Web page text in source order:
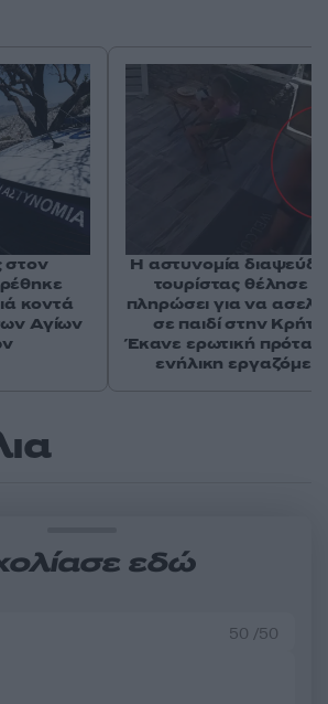
εδώ
50 /50
στον
κοντά
Αγίων
Η αστυνομία
τουρίστας θέλησε
πληρώσει για να
σε παιδί στην
Έκανε ερωτική
ενήλικη